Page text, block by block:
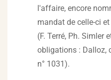
l'affaire, encore
mandat de celle-ci
(F. Terré, Ph. Simler
obligations : Dalloz,
n° 1031).